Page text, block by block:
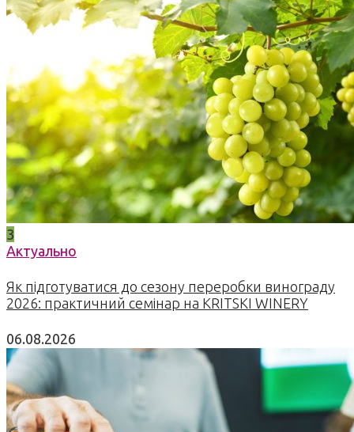
3
Актуально
Як підготуватися до сезону переробки винограду
2026: практичний семінар на KRITSKI WINERY
06.08.2026